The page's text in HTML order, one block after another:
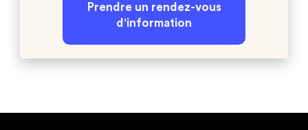
Prendre un rendez-vous
d'information